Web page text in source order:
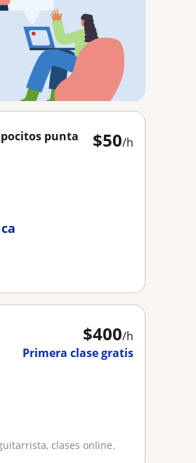
$50/h
punta
$400/h
Primera clase gratis
clases online.